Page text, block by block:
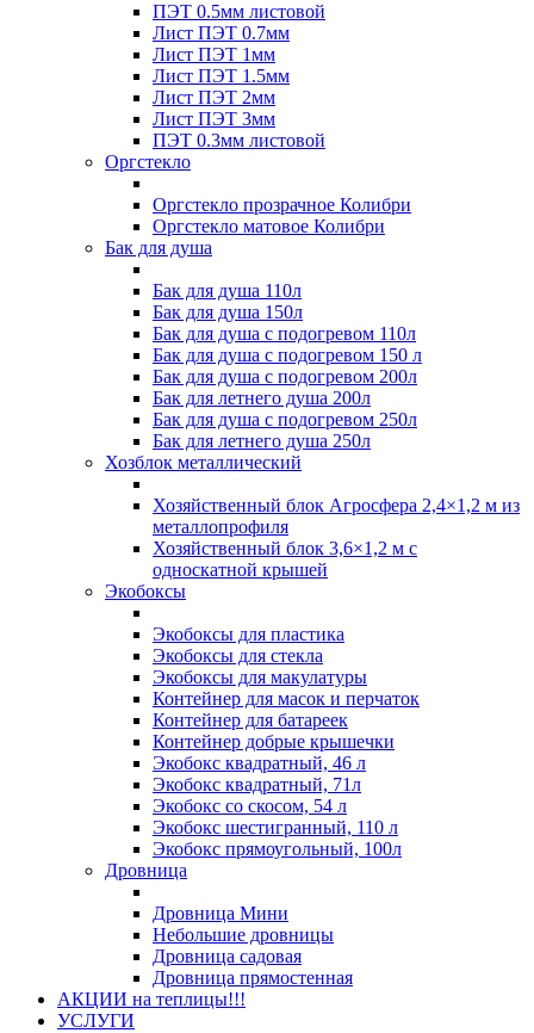
ПЭТ 0.5мм листовой
Лист ПЭТ 0.7мм
Лист ПЭТ 1мм
Лист ПЭТ 1.5мм
Лист ПЭТ 2мм
Лист ПЭТ 3мм
ПЭТ 0.3мм листовой
Оргстекло
Оргстекло прозрачное Колибри
Оргстекло матовое Колибри
Бак для душа
Бак для душа 110л
Бак для душа 150л
Бак для душа с подогревом 110л
Бак для душа с подогревом 150 л
Бак для душа с подогревом 200л
Бак для летнего душа 200л
Бак для душа с подогревом 250л
Бак для летнего душа 250л
Хозблок металлический
Хозяйственный блок Агросфера 2,4×1,2 м из
металлопрофиля
Хозяйственный блок 3,6×1,2 м с
односкатной крышей
Экобоксы
Экобоксы для пластика
Экобоксы для стекла
Экобоксы для макулатуры
Контейнер для масок и перчаток
Контейнер для батареек
Контейнер добрые крышечки
Экобокс квадратный, 46 л
Экобокс квадратный, 71л
Экобокс со скосом, 54 л
Экобокс шестигранный, 110 л
Экобокс прямоугольный, 100л
Дровница
Дровница Мини
Небольшие дровницы
Дровница садовая
Дровница прямостенная
АКЦИИ на теплицы!!!
УСЛУГИ